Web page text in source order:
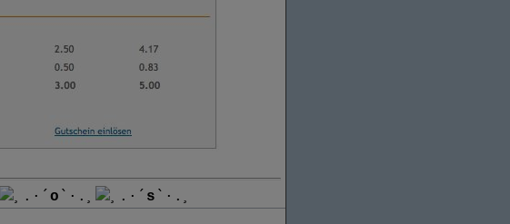
¸.·´ o `·.¸ ¸.·´ s `·.¸